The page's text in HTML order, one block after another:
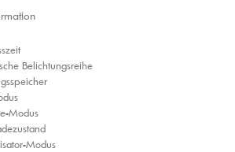
Belichtungsreihe
Modus
Modus